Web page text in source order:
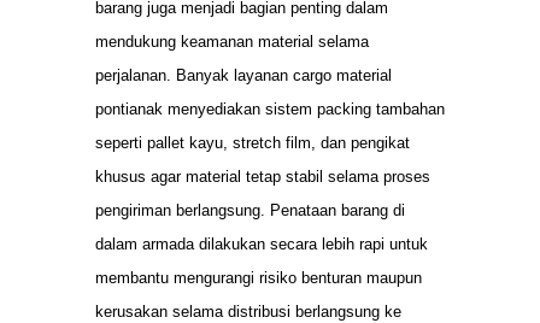
barang juga menjadi bagian penting dalam
mendukung keamanan material selama
perjalanan. Banyak layanan cargo material
pontianak menyediakan sistem packing tambahan
seperti pallet kayu, stretch film, dan pengikat
khusus agar material tetap stabil selama proses
pengiriman berlangsung. Penataan barang di
dalam armada dilakukan secara lebih rapi untuk
membantu mengurangi risiko benturan maupun
kerusakan selama distribusi berlangsung ke